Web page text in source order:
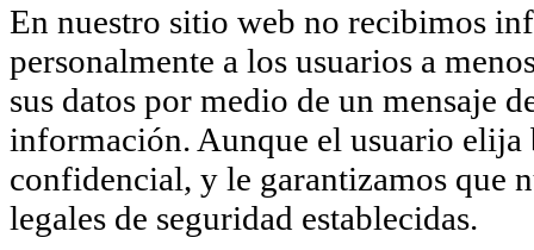
En nuestro sitio web no recibimos
personalmente a los usuarios a
sus datos por medio de un mensaje
información. Aunque el usuario
confidencial, y le garantizamos que
legales de seguridad establecidas.